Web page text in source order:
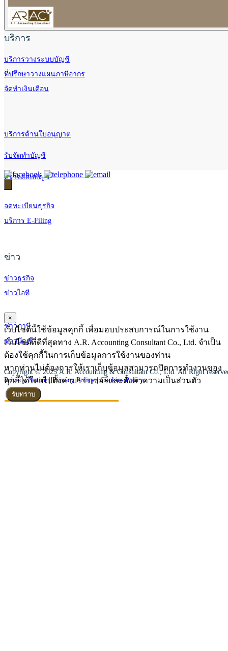
บริการ
บริการวางระบบบัญชี
ที่ปรึกษาวางแผนภาษีอากร
จัดทำเงินเดือน
บริการด้านใบอนุญาต
รับจัดทำบัญชี
ตรวจสอบบัญชี
จดทะเบียนธุรกิจ
บริการ E-Filing
ข่าว
ข่าวธุรกิจ
ข่าวไอที
ข่าวภาษี
ข่าวบัญชี
Copyright © 2025 A.R. Accounting & Consultant Co., Ltd. All Right
Privacy Notice | Privacy Policy|Cookies Policy
×
เว็บไซต์นี้ใช้ข้อมูลคุกกี้ เพื่อมอบประสบการณ์ในการใช้งาน
เว็บไซต์ที่ดีที่สุดทาง A.R. Accounting Consultant Co., Ltd. จำเป็น
ต้องใช้คุกกี้ในการเก็บข้อมูลการใช้งานของท่าน
หากท่านไม่ต้องการให้เราเก็บข้อมูลสามารถปิดการทำงานของ
คุกกี้ได้โดยไปตั้งค่าบราวเซอร์และตั้งค่าความเป็นส่วนตัว
รับทราบ